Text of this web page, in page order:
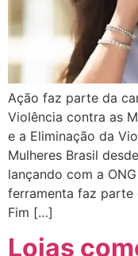
Ação faz parte da
Violência contra as
e a Eliminação da
Mulheres Brasil
lançando com a
ferramenta faz parte
Fim […]
Lojas